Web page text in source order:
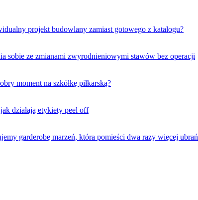
projekt budowlany zamiast gotowego z katalogu?
sobie ze zmianami zwyrodnieniowymi stawów bez operacji
moment na szkółkę piłkarską?
działają etykiety peel off
garderobę marzeń, która pomieści dwa razy więcej ubrań